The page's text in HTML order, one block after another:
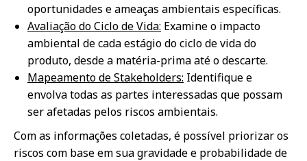
oportunidades e ameaças ambientais específicas.
Avaliação do Ciclo de Vida: Examine o impacto
ambiental de cada estágio do ciclo de vida do
produto, desde a matéria-prima até o descarte.
Mapeamento de Stakeholders: Identifique e
envolva todas as partes interessadas que possam
ser afetadas pelos riscos ambientais.
Com as informações coletadas, é possível priorizar os
riscos com base em sua gravidade e probabilidade de